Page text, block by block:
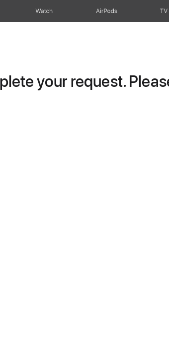
Watch AirPods TV
your request.